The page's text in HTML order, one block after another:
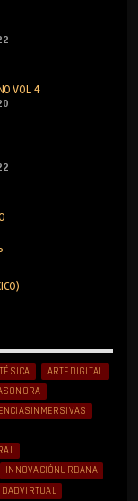
VOL. 4
ARTEDIGITAL
INNOVACIÓNURBANA